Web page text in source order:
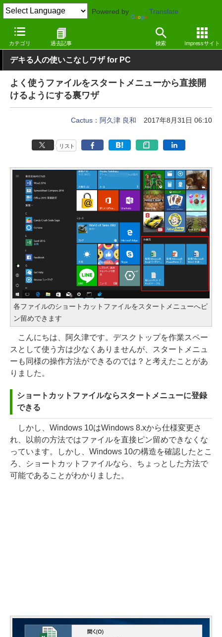
Powered by Translate
カテゴリ 過去記事 検索 Impressサイト
窓の杜 システム・ファイル Windows
デキる人の使いこなしワザ for PC
よく使うファイルをスタートメニューから直接開
けるようにする裏ワザ
Cactus：阿久津 良和 2017年8月31日 06:10
リスト
各ファイルのショートカットファイルをスタートメニューへピ
ン留めできます
こんにちは、阿久津です。デスクトップを作業スペー
スとして使う方は少なくありませんが、スタートメニュ
ーも同様の操作方法ができるのでは？と考えたことがあ
りました。
ショートカットファイルならスタートメニューに登録
できる
しかし、Windows 10はWindows 8.xから仕様変更さ
れ、以前の方法ではファイルを直接ピン留めできなくな
っています。しかし、Windows 10の構造を確認したとこ
ろ、ショートカットファイルなら、ちょっとした方法で
可能であることがわかりました。